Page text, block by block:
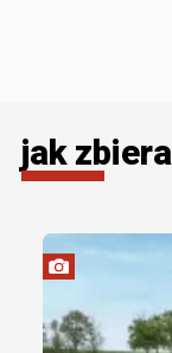
jak